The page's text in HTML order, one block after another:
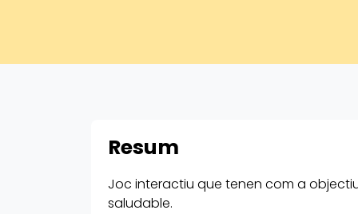
Resum
Joc interactiu que tenen com a
saludable.